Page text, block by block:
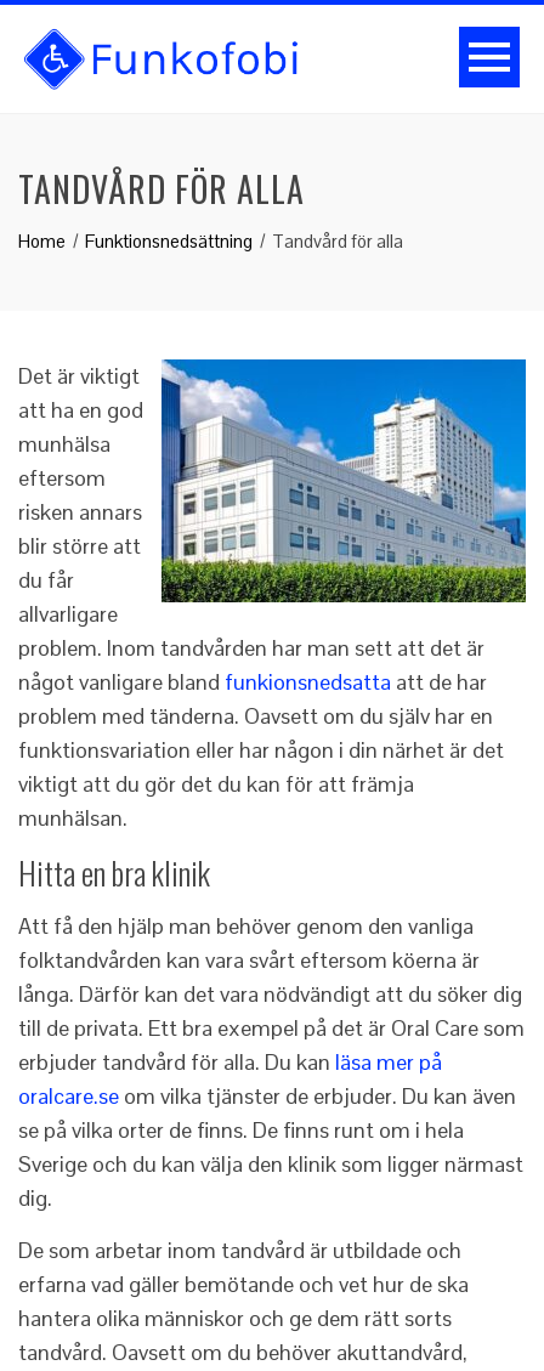
TANDVÅRD FÖR ALLA
Home Funktionsnedsättning Tandvård för alla
Det är viktigt
att ha en god
munhälsa
eftersom
risken annars
blir större att
du får
allvarligare
problem. Inom tandvården har man sett att det är
något vanligare bland funkionsnedsatta att de har
problem med tänderna. Oavsett om du själv har en
funktionsvariation eller har någon i din närhet är det
viktigt att du gör det du kan för att främja
munhälsan.
Hitta en bra klinik
Att få den hjälp man behöver genom den vanliga
folktandvården kan vara svårt eftersom köerna är
långa. Därför kan det vara nödvändigt att du söker dig
till de privata. Ett bra exempel på det är Oral Care som
erbjuder tandvård för alla. Du kan läsa mer på
oralcare.se om vilka tjänster de erbjuder. Du kan även
se på vilka orter de finns. De finns runt om i hela
Sverige och du kan välja den klinik som ligger närmast
dig.
De som arbetar inom tandvård är utbildade och
erfarna vad gäller bemötande och vet hur de ska
hantera olika människor och ge dem rätt sorts
tandvård. Oavsett om du behöver akuttandvård,